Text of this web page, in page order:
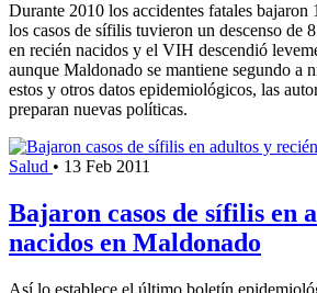
Durante 2010 los accidentes fatales bajaron
los casos de sífilis tuvieron un descenso de
en recién nacidos y el VIH descendió
aunque Maldonado se mantiene segundo a
estos y otros datos epidemiológicos, las
preparan nuevas políticas.
Salud • 13 Feb 2011
Bajaron casos de sífilis en
nacidos en Maldonado